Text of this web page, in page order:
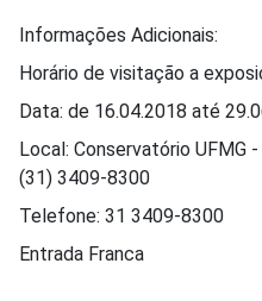
Informações Adicionais:
Horário de visitação a
Data: de 16.04.2018 até
Local: Conservatório UFMG
(31) 3409-8300
Telefone: 31 3409-8300
Entrada Franca